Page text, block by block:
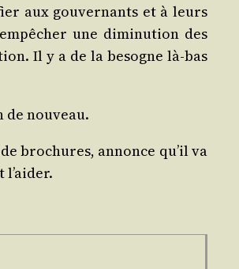
aux gou­ver­nants et à leurs
une dimi­nu­tion des
Il y a de la besogne là-bas
de nouveau.
bro­chures, annonce qu’il va